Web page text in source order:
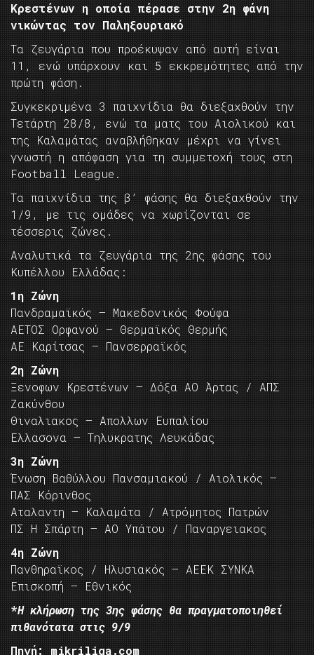
Κρεστένων η οποία πέρασε στην 2η φάνη
νικώντας τον Παληξουριακό
Τα ζευγάρια που προέκυψαν από αυτή είναι
11, ενώ υπάρχουν και 5 εκκρεμότητες από την
πρώτη φάση.
Συγκεκριμένα 3 παιχνίδια θα διεξαχθούν την
Τετάρτη 28/8, ενώ τα ματς του Αιολικού και
της Καλαμάτας αναβλήθηκαν μέχρι να γίνει
γνωστή η απόφαση για τη συμμετοχή τους στη
Football League.
Τα παιχνίδια της β’ φάσης θα διεξαχθούν την
1/9, με τις ομάδες να χωρίζονται σε
τέσσερις ζώνες.
Αναλυτικά τα ζευγάρια της 2ης φάσης του
Κυπέλλου Ελλάδας:
1η Ζώνη
Πανδραμαϊκός – Μακεδονικός Φούφα
ΑΕΤΟΣ Ορφανού – Θερμαϊκός Θερμής
ΑΕ Καρίτσας – Πανσερραϊκός
2η Ζώνη
Ξενοφων Κρεστένων – Δόξα ΑΟ Άρτας / ΑΠΣ
Ζακύνθου
Θιναλιακος – Απολλων Ευπαλίου
Ελλασονα – Τηλυκρατης Λευκάδας
3η Ζώνη
Ένωση Βαθύλλου Πανσαμιακού / Αιολικός –
ΠΑΣ Κόρινθος
Αταλαντη – Καλαμάτα / Ατρόμητος Πατρών
ΠΣ Η Σπάρτη – ΑΟ Υπάτου / Παναργειακος
4η Ζώνη
Πανθηραϊκος / Ηλυσιακός – ΑΕΕΚ ΣΥΝΚΑ
Επισκοπή – Εθνικός
*Η κλήρωση της 3ης φάσης θα πραγματοποιηθεί
πιθανότατα στις 9/9
Πηγή: mikriliga.com